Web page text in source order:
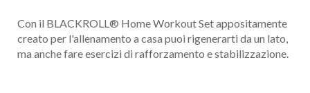
Con il BLACKROLL® Home Workout Set appositamente
creato per l'allenamento a casa puoi rigenerarti da un lato,
ma anche fare esercizi di rafforzamento e stabilizzazione.